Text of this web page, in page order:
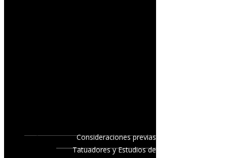
Consideraciones previas
Tatuadores y Estudios de